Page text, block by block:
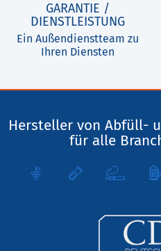
GARANTIE /
DIENSTLEISTUNG
Ein Außendienstteam zu
Ihren Diensten
Hersteller von Abfüll-
für alle